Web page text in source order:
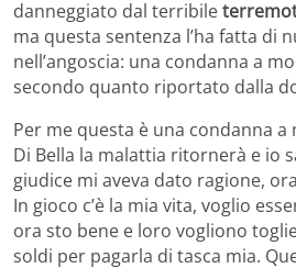
danneggiato dal terribile
ma questa sentenza l’ha fatta di
nell’angoscia: una condanna a
secondo quanto riportato dalla
Per me questa è una condanna a
Di Bella la malattia ritornerà e io
giudice mi aveva dato ragione,
In gioco c’è la mia vita, voglio
ora sto bene e loro vogliono
soldi per pagarla di tasca mia.